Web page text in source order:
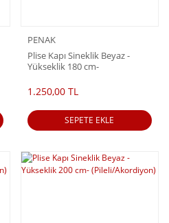
PENAK
Plise Kapı Sineklik Beyaz -
Yükseklik 180 cm-
1.250,00 TL
SEPETE EKLE